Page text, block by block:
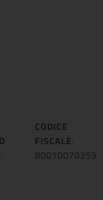
:
CODICE
FISCALE:
80010070359